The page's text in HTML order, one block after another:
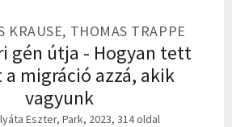
KRAUSE, THOMAS TRAPPE
gén útja - Hogyan tett
migráció azzá, akik
vagyunk
Eszter, Park, 2023, 314 oldal